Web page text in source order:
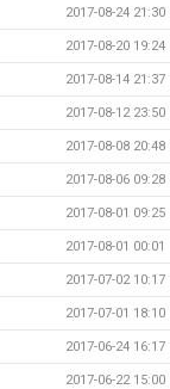
2017-08-24 21:30
2017-08-20 19:24
2017-08-14 21:37
2017-08-12 23:50
2017-08-08 20:48
2017-08-06 09:28
2017-08-01 09:25
2017-08-01 00:01
2017-07-02 10:17
2017-07-01 18:10
2017-06-24 16:17
2017-06-22 15:00